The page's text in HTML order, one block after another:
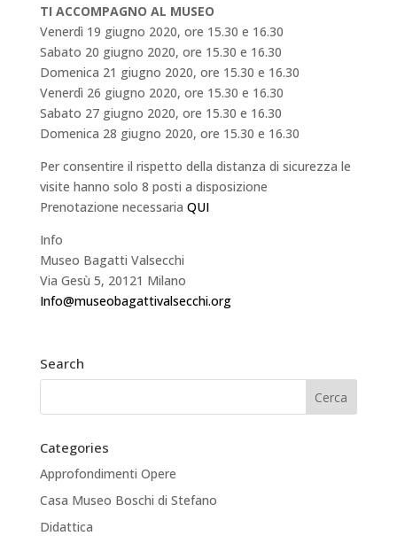
TI ACCOMPAGNO AL MUSEO
Venerdì 19 giugno 2020, ore 15.30 e 16.30
Sabato 20 giugno 2020, ore 15.30 e 16.30
Domenica 21 giugno 2020, ore 15.30 e 16.30
Venerdì 26 giugno 2020, ore 15.30 e 16.30
Sabato 27 giugno 2020, ore 15.30 e 16.30
Domenica 28 giugno 2020, ore 15.30 e 16.30
Per consentire il rispetto della distanza di sicurezza le
visite hanno solo 8 posti a disposizione
Prenotazione necessaria QUI
Info
Museo Bagatti Valsecchi
Via Gesù 5, 20121 Milano
Info@museobagattivalsecchi.org
Search
Categories
Approfondimenti Opere
Casa Museo Boschi di Stefano
Didattica